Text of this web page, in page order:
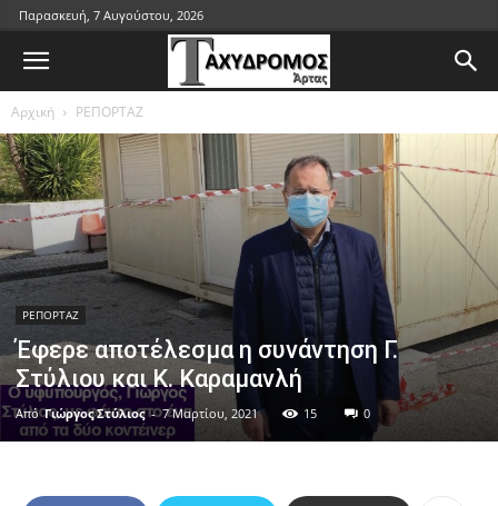
Παρασκευή, 7 Αυγούστου, 2026
Αρχική ΡΕΠΟΡΤΑΖ
ΡΕΠΟΡΤΑΖ
Έφερε αποτέλεσμα η συνάντηση Γ.
Στύλιου και Κ. Καραμανλή
Από Γιώργος Στύλιος - 7 Μαρτίου, 2021 15 0